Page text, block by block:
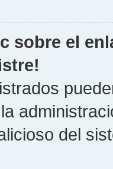
sobre el
del